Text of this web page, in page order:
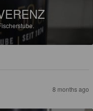
8 months ago